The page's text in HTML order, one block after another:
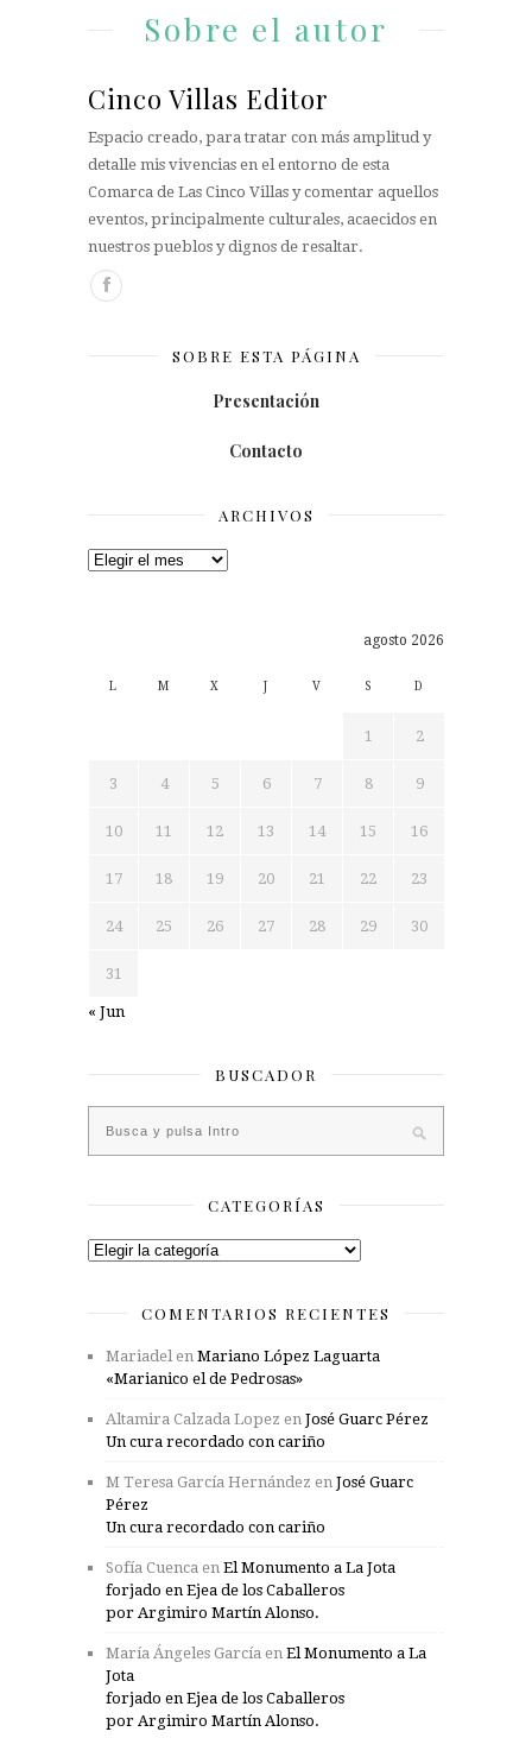
Sobre el autor
Cinco Villas Editor
Espacio creado, para tratar con más amplitud y
detalle mis vivencias en el entorno de esta
Comarca de Las Cinco Villas y comentar aquellos
eventos, principalmente culturales, acaecidos en
nuestros pueblos y dignos de resaltar.
SOBRE ESTA PÁGINA
Presentación
Contacto
ARCHIVOS
Archivos
agosto 2026
L M X J V S D
1 2
3 4 5 6 7 8 9
10 11 12 13 14 15 16
17 18 19 20 21 22 23
24 25 26 27 28 29 30
31
« Jun
BUSCADOR
CATEGORÍAS
Categorías
COMENTARIOS RECIENTES
Mariadel en Mariano López Laguarta
«Marianico el de Pedrosas»
Altamira Calzada Lopez en José Guarc Pérez
Un cura recordado con cariño
M Teresa García Hernández en José Guarc
Pérez
Un cura recordado con cariño
Sofía Cuenca en El Monumento a La Jota
forjado en Ejea de los Caballeros
por Argimiro Martín Alonso.
María Ángeles García en El Monumento a La
Jota
forjado en Ejea de los Caballeros
por Argimiro Martín Alonso.